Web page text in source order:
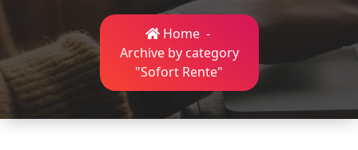
Home-
Archive by category
"Sofort Rente"